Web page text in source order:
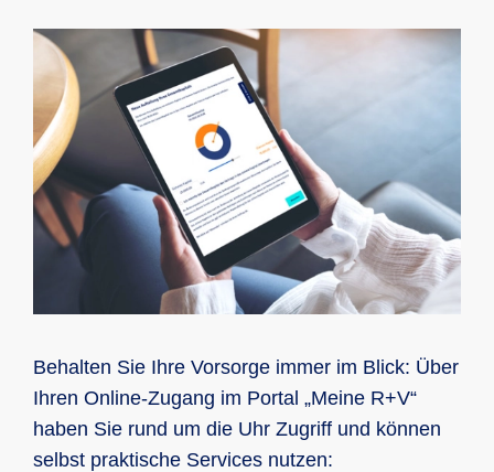
Behalten Sie Ihre Vorsorge immer im Blick: Über
Ihren Online-Zugang im Portal „Meine R+V“
haben Sie rund um die Uhr Zugriff und können
selbst praktische Services nutzen: